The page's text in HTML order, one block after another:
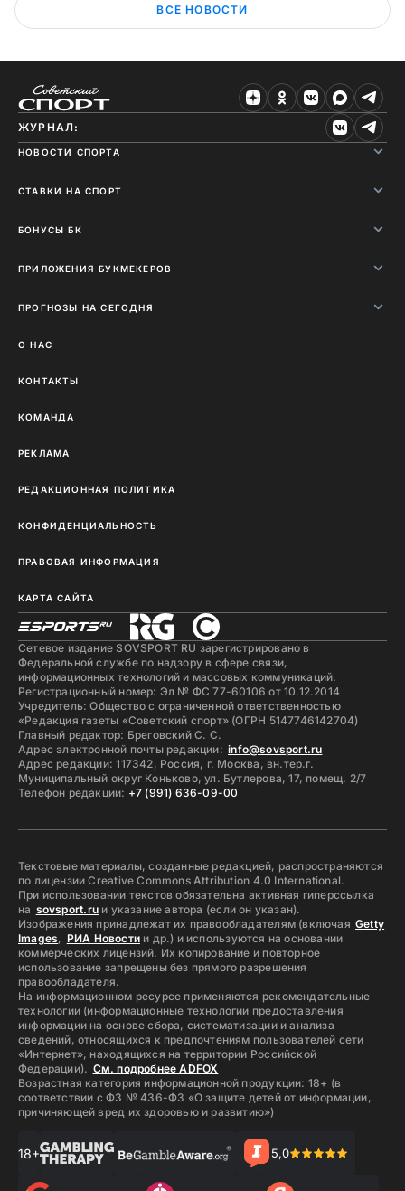
ВСЕ НОВОСТИ
ЖУРНАЛ:
НОВОСТИ СПОРТА
СТАВКИ НА СПОРТ
БОНУСЫ БК
ПРИЛОЖЕНИЯ БУКМЕКЕРОВ
ПРОГНОЗЫ НА СЕГОДНЯ
О НАС
КОНТАКТЫ
КОМАНДА
РЕКЛАМА
РЕДАКЦИОННАЯ ПОЛИТИКА
КОНФИДЕНЦИАЛЬНОСТЬ
ПРАВОВАЯ ИНФОРМАЦИЯ
КАРТА САЙТА
Сетевое издание SOVSPORT RU зарегистрировано в
Федеральной службе по надзору в сфере связи,
информационных технологий и массовых коммуникаций.
Регистрационный номер: Эл № ФС 77-60106 от 10.12.2014
Учредитель: Общество с ограниченной ответственностью
«Редакция газеты «Советский спорт» (ОГРН 5147746142704)
Главный редактор: Бреговский С. С.
Адрес электронной почты редакции: info@sovsport.ru
Адрес редакции: 117342, Россия, г. Москва, вн.тер.г.
Муниципальный округ Коньково, ул. Бутлерова, 17, помещ. 2/7
Телефон редакции: +7 (991) 636-09-00
Текстовые материалы, созданные редакцией, распространяются
по лицензии Creative Commons Attribution 4.0 International.
При использовании текстов обязательна активная гиперссылка
на sovsport.ruи указание автора (если он указан).
Изображения принадлежат их правообладателям (включая Getty
Images, РИА Новости и др.) и используются на основании
коммерческих лицензий. Их копирование и повторное
использование запрещены без прямого разрешения
правообладателя.
На информационном ресурсе применяются рекомендательные
технологии (информационные технологии предоставления
информации на основе сбора, систематизации и анализа
сведений, относящихся к предпочтениям пользователей сети
«Интернет», находящихся на территории Российской
Федерации). См. подробнее ADFOX
Возрастная категория информационной продукции: 18+ (в
соответствии с ФЗ № 436-ФЗ «О защите детей от информации,
причиняющей вред их здоровью и развитию»)
18+ 5,0